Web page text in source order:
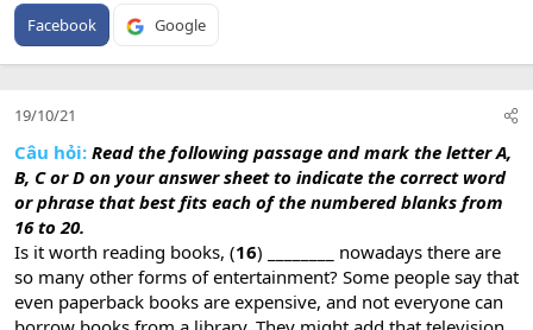
Facebook Google
19/10/21
Câu hỏi: Read the following passage and mark the letter A,
B, C or D on your answer sheet to indicate the correct word
or phrase that best fits each of the numbered blanks from
16 to 20.
Is it worth reading books, (16) ________ nowadays there are
so many other forms of entertainment? Some people say that
even paperback books are expensive, and not everyone can